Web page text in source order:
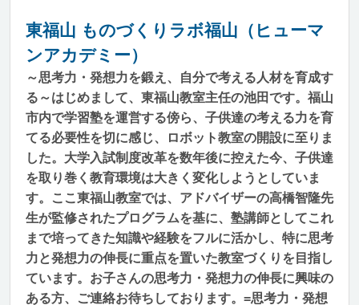
東福山 ものづくりラボ福山（ヒューマ
ンアカデミー）
～思考力・発想力を鍛え、自分で考える人材を育成す
る～はじめまして、東福山教室主任の池田です。福山
市内で学習塾を運営する傍ら、子供達の考える力を育
てる必要性を切に感じ、ロボット教室の開設に至りま
した。大学入試制度改革を数年後に控えた今、子供達
を取り巻く教育環境は大きく変化しようとしていま
す。ここ東福山教室では、アドバイザーの高橋智隆先
生が監修されたプログラムを基に、塾講師としてこれ
まで培ってきた知識や経験をフルに活かし、特に思考
力と発想力の伸長に重点を置いた教室づくりを目指し
ています。お子さんの思考力・発想力の伸長に興味の
ある方、ご連絡お待ちしております。=思考力・発想